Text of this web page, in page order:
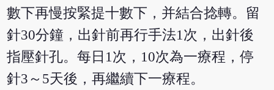
數下再慢按緊提十數下，并結合捻轉。留
針30分鐘，出針前再行手法1次，出針後
指壓針孔。每日1次，10次為一療程，停
針3～5天後，再繼續下一療程。